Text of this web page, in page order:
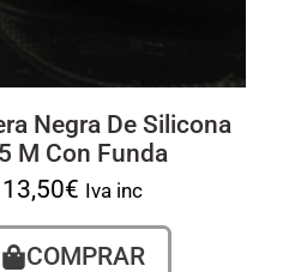
Negra De Silicona
M Con Funda
13,50€ Iva inc
COMPRAR